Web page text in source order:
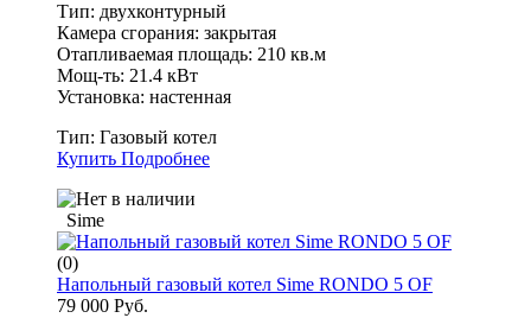
Тип: двухконтурный
Камера сгорания: закрытая
Отапливаемая площадь: 210 кв.м
Мощ-ть: 21.4 кВт
Установка: настенная
Тип: Газовый котел
Купить Подробнее
Sime
(0)
Напольный газовый котел Sime RONDO 5 OF
79 000 Руб.